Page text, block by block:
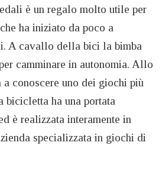
è un regalo molto utile per
ha iniziato da poco a
A cavallo della bici la bimba
camminare in autonomia. Allo
a conoscere uno dei giochi più
bicicletta ha una portata
è realizzata interamente in
specializzata in giochi di